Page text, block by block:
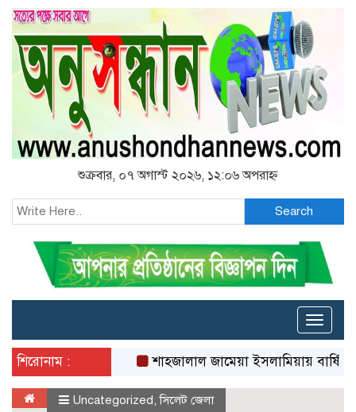
শুক্রবার, ০৭ অগাস্ট ২০২৬, ১২:০৬ অপরাহ্ন
Search
Toggle
শিরোনাম :
শাহজালাল জামেয়া ইসলামিয়ায় বার্ষিক
Uncategorized,সিলেট জেলা